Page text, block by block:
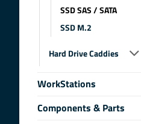
SSD SAS / SATA
SSD M.2
Hard Drive Caddies
WorkStations
Components & Parts